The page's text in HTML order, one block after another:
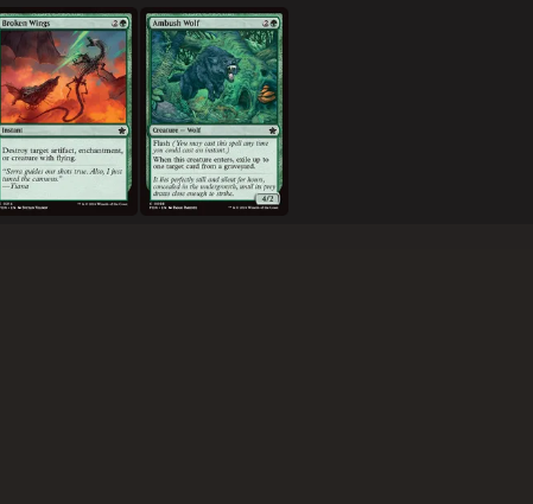
부러진 날개 매복 늑대